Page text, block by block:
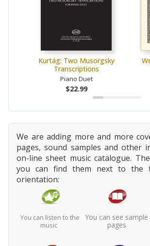
Kurtág: Two Musorgsky
Transcriptions
Piano Duet
$22.99
We are adding more and more
pages, sound samples and other
on-line sheet music catalogue.
you can find them next to the
orientation:
You can listen to the
music
You can see sample
pages